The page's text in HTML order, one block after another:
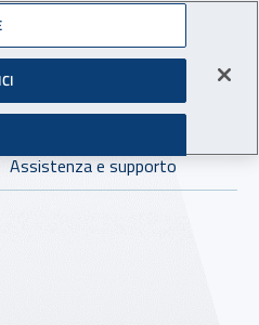
Lavoro
- Apertura in nuova finestra
- Apertura in nuova finestra
- Sito esterno - Apertura in
Linkedin - Sito esterno -
Youtube - Sito esterno -
Tiktok - SitoSpreaker -
in:tutto INAIL.it
Assistenza e supporto